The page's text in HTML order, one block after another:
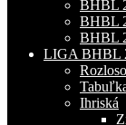
BHBL
BHBL
BHBL
LIGA BHBL
Ihriská